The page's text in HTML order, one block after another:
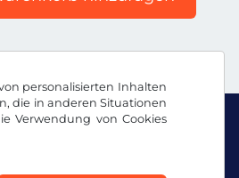
personalisierten Inhalten
die in anderen Situationen
Verwendung von Cookies